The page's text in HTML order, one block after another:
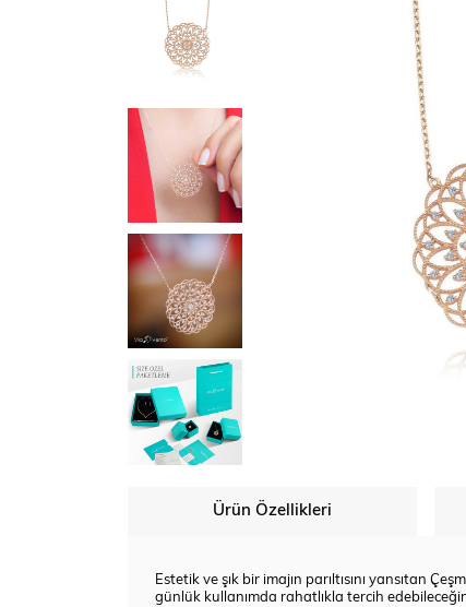
Ürün Özellikleri
Estetik ve şık bir imajın parıltısını yansıtan
günlük kullanımda rahatlıkla tercih